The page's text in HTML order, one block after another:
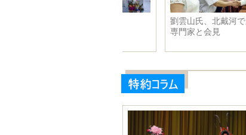
劉雲山氏、北戴河で夏休み中の
専門家と会見